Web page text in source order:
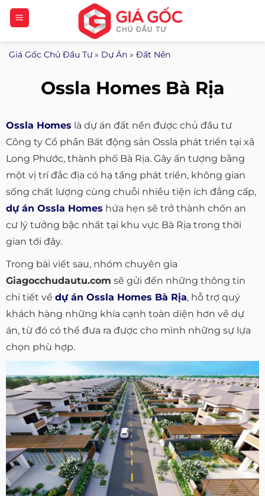
Bỏ
qua
nội
dung
Giá Gốc Chủ Đầu Tư» Dự Án » Đất Nền
Ossla Homes Bà Rịa
Ossla Homes là dự án đất nền được chủ đầu tư
Công ty Cổ phần Bất động sản Ossla phát triển tại xã
Long Phước, thành phố Bà Rịa. Gây ấn tượng bằng
một vị trí đắc địa có hạ tầng phát triển, không gian
sống chất lượng cùng chuỗi nhiều tiện ích đẳng cấp,
dự án Ossla Homes hứa hẹn sẽ trở thành chốn an
cư lý tưởng bậc nhất tại khu vực Bà Rịa trong thời
gian tới đây.
Trong bài viết sau, nhóm chuyên gia
Giagocchudautu.com sẽ gửi đến những thông tin
chi tiết về dự án Ossla Homes Bà Rịa, hỗ trợ quý
khách hàng những khía cạnh toàn diện hơn về dự
án, từ đó có thể đưa ra được cho mình những sự lựa
chọn phù hợp.